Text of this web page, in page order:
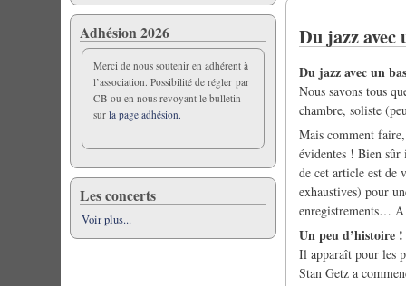
Du jazz avec
Du jazz avec un
Nous savons tous
chambre, soliste
Mais comment
évidentes ! Bien sûr
de cet article est de
exhaustives) pour
enregistrements… À
Un peu d’histoire !
Il apparaît pour les
Stan Getz a
Adhésion 2026
Merci de nous soutenir en adhérent à
l’association. Possibilité de régler par
CB ou en nous revoyant le bulletin
surla page adhésion.
Les concerts
Voir plus...